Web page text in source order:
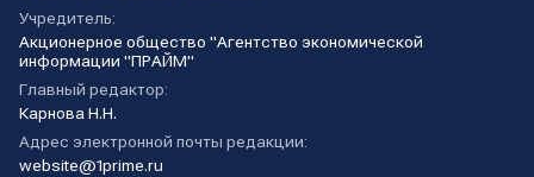
Учредитель:
Акционерное общество "Агентство экономической
информации "ПРАЙМ"
Главный редактор:
Карнова Н.Н.
Адрес электронной почты редакции:
website@1prime.ru